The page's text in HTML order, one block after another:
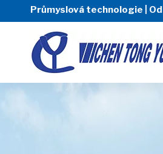
Průmyslová technologie |